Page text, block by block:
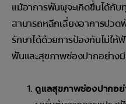
แม้อาการฟันผุจะเกิดขึ้นได้กั
สามารถหลีกเลี่ยงอาการปวด
รักษาได้ด้วยการป้องกันไม่ให้
ฟันและสุขภาพช่องปากอย่าง
ดูแลสุขภาพช่องปากอย่